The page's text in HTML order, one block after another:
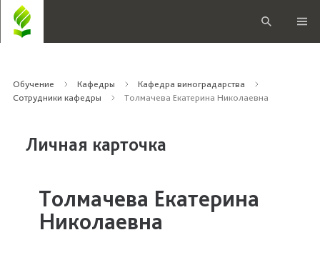
Обучение Кафедры
Кафедра виноградарства
Сотрудники кафедры
Толмачева Екатерина Николаевна
Личная карточка
Толмачева Екатерина
Николаевна